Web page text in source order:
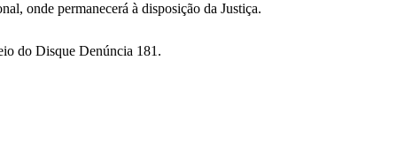
onde permanecerá à disposição da Justiça.
do Disque Denúncia 181.